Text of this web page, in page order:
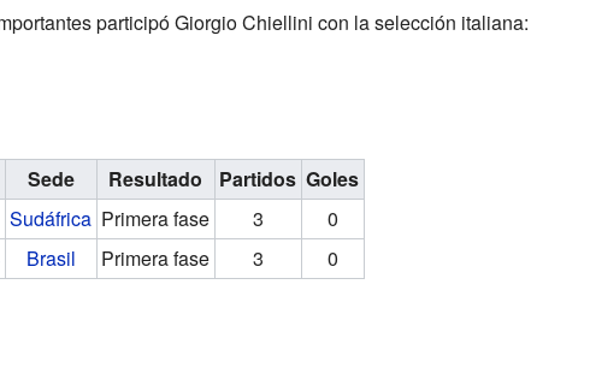
participó Giorgio Chiellini con la selección italiana:
Sede Resultado Partidos Goles
Sudáfrica Primera fase 3
0
Brasil Primera fase 3 0